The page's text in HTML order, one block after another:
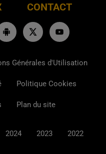
CONTACT
Générales d'Utilisation
Politique Cookies
Plan du site
2024 2023 2022